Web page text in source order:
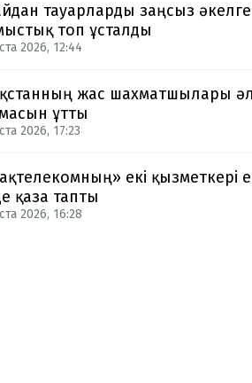
тауарларды заңсыз
топ ұсталды
2026, 12:44
жас шахматшылары
ұтты
2026, 17:23
екі қызметкері
қаза тапты
2026, 16:28